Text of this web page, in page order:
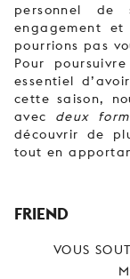
personnel
engagement
pourrions pas
Pour
essentiel
cette saison,
avec deux
découvrir de
tout en
FRIEND
VOUS